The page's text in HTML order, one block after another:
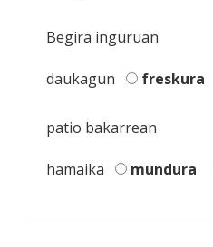
Begira inguruan
daukagun freskura
patio bakarrean
hamaika mundura